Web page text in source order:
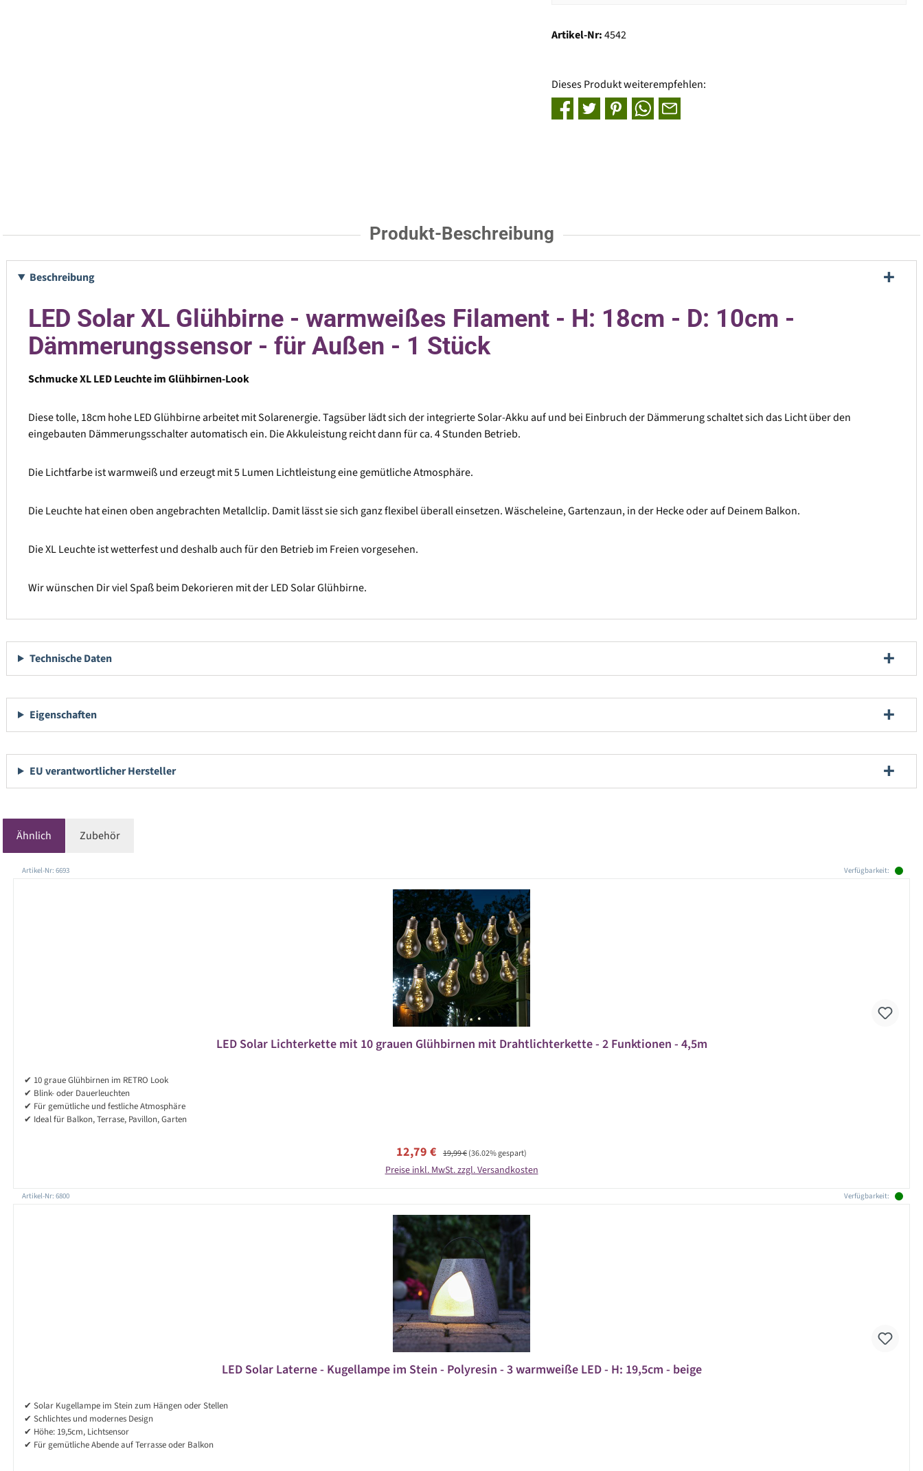
Artikel-Nr:4542
Dieses Produkt weiterempfehlen:
Produkt-Beschreibung
Beschreibung
LED Solar XL Glühbirne - warmweißes Filament - H: 18cm - D: 10cm -
Dämmerungssensor - für Außen - 1 Stück
Schmucke XL LED Leuchte im Glühbirnen-Look
Diese tolle, 18cm hohe LED Glühbirne arbeitet mit Solarenergie. Tagsüber lädt sich der integrierte Solar-Akku auf und bei Einbruch der Dämmerung schaltet sich das Licht über den
eingebauten Dämmerungsschalter automatisch ein. Die Akkuleistung reicht dann für ca. 4 Stunden Betrieb.
Die Lichtfarbe ist warmweiß und erzeugt mit 5 Lumen Lichtleistung eine gemütliche Atmosphäre.
Die Leuchte hat einen oben angebrachten Metallclip. Damit lässt sie sich ganz flexibel überall einsetzen. Wäscheleine, Gartenzaun, in der Hecke oder auf Deinem Balkon.
Die XL Leuchte ist wetterfest und deshalb auch für den Betrieb im Freien vorgesehen.
Wir wünschen Dir viel Spaß beim Dekorieren mit der LED Solar Glühbirne.
Technische Daten
Eigenschaften
EU verantwortlicher Hersteller
Ähnlich Zubehör
Produktgalerie überspringen
Artikel-Nr: 6693 Verfügbarkeit:
LED Solar Lichterkette mit 10 grauen Glühbirnen mit Drahtlichterkette - 2 Funktionen - 4,5m
✔ 10 graue Glühbirnen im RETRO Look
✔ Blink- oder Dauerleuchten
✔ Für gemütliche und festliche Atmosphäre
✔ Ideal für Balkon, Terrase, Pavillon, Garten
Verkaufspreis:
12,79 € Regulärer Preis:
19,99 €(36.02% gespart)
Preise inkl. MwSt. zzgl. Versandkosten
Artikel-Nr: 6800 Verfügbarkeit:
LED Solar Laterne - Kugellampe im Stein - Polyresin - 3 warmweiße LED - H: 19,5cm - beige
✔ Solar Kugellampe im Stein zum Hängen oder Stellen
✔ Schlichtes und modernes Design
✔ Höhe: 19,5cm, Lichtsensor
✔ Für gemütliche Abende auf Terrasse oder Balkon